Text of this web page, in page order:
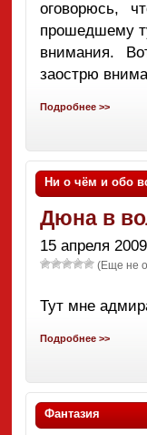
оговорюсь,
прошедшему
внимания.
заострю
Подробнее >>
Ни о чём и обо
Дюна в
15 апреля
(Еще не
Тут мне
Подробнее >>
Фантазия